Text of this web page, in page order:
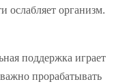
организм.
поддержка играет
прорабатывать